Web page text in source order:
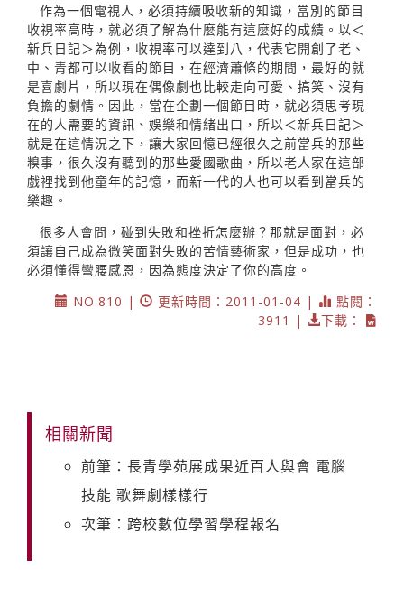
作為一個電視人，必須持續吸收新的知識，當別的節目
收視率高時，就必須了解為什麼能有這麼好的成績。以＜
新兵日記＞為例，收視率可以達到八，代表它開創了老、
中、青都可以收看的節目，在經濟蕭條的期間，最好的就
是喜劇片，所以現在偶像劇也比較走向可愛、搞笑、沒有
負擔的劇情。因此，當在企劃一個節目時，就必須思考現
在的人需要的資訊、娛樂和情緒出口，所以＜新兵日記＞
就是在這情況之下，讓大家回憶已經很久之前當兵的那些
糗事，很久沒有聽到的那些愛國歌曲，所以老人家在這部
戲裡找到他童年的記憶，而新一代的人也可以看到當兵的
樂趣。
很多人會問，碰到失敗和挫折怎麼辦？那就是面對，必
須讓自己成為微笑面對失敗的苦情藝術家，但是成功，也
必須懂得彎腰感恩，因為態度決定了你的高度。
NO.810 |
更新時間：2011-01-04 |
點閱：
3911 |
下載：
相關新聞
前筆：長青學苑展成果近百人與會 電腦
技能 歌舞劇樣樣行
次筆：跨校數位學習學程報名